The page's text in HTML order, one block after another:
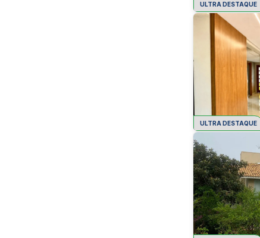
ULTRA DESTAQUE
ULTRA DESTAQUE